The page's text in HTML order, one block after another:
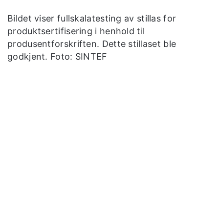
Bildet viser fullskalatesting av stillas for
produktsertifisering i henhold til
produsentforskriften. Dette stillaset ble
godkjent. Foto: SINTEF